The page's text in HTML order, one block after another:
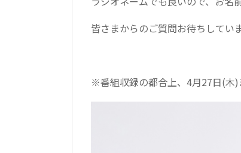
皆さまからのご質問お待ちしていま
※番組収録の都合上、4月27日(木)